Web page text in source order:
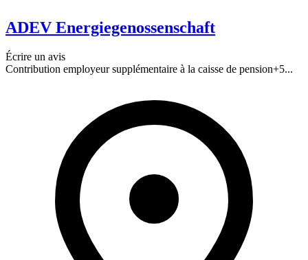
ADEV Energiegenossenschaft
Écrire un avis
Contribution employeur supplémentaire à la caisse de pension+5...